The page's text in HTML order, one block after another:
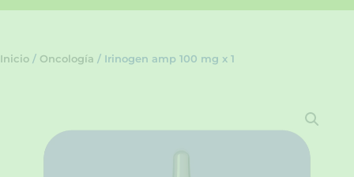
Inicio / Oncología / Irinogen amp 100 mg x 1